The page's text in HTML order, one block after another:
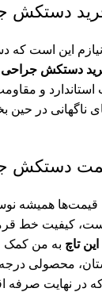
دستکش
نیازم این است
دستکش جراحی
و
ناگهانی در
دستکش
همیشه
کیفیت خط
تاچ به من کمک
محصولی
در نهایت صرفه